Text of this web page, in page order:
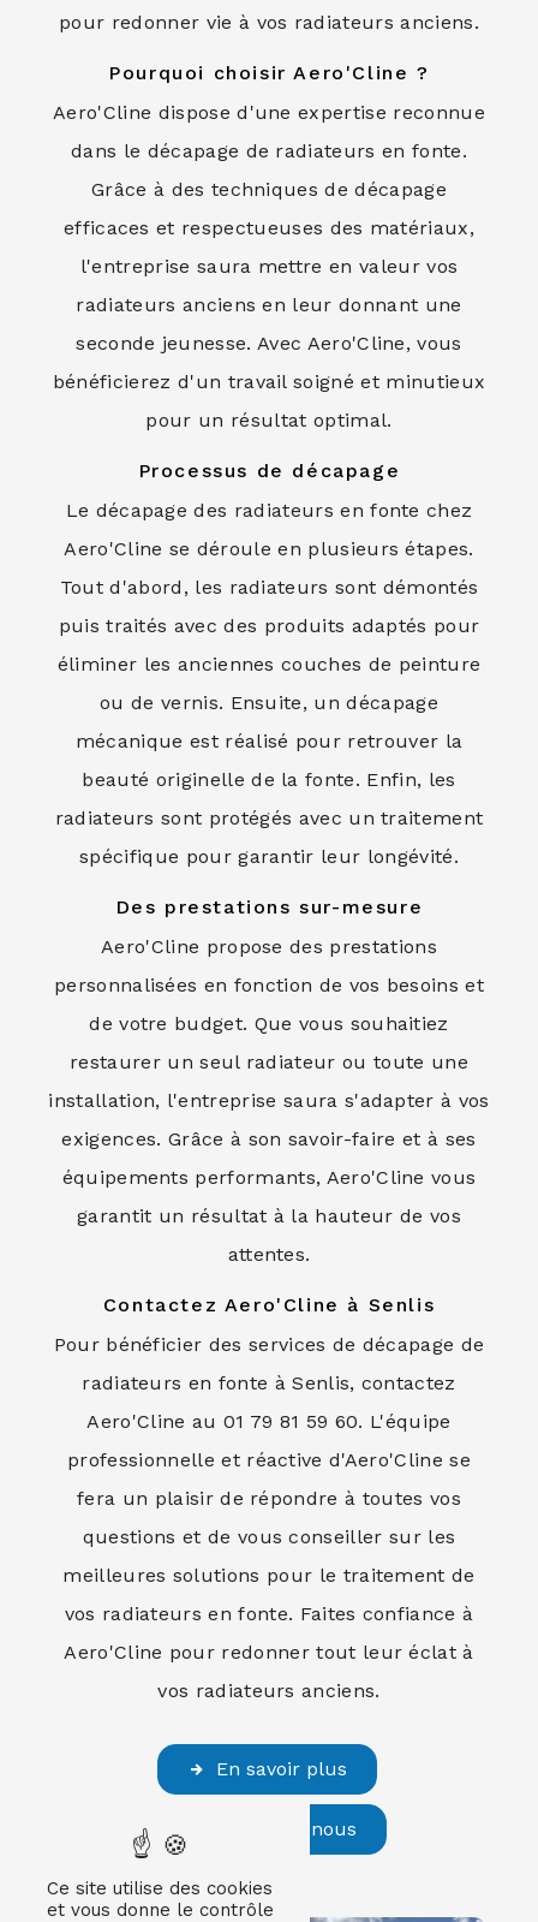
pour redonner vie à vos radiateurs anciens.
Pourquoi choisir Aero'Cline ?
Aero'Cline dispose d'une expertise reconnue
dans le décapage de radiateurs en fonte.
Grâce à des techniques de décapage
efficaces et respectueuses des matériaux,
l'entreprise saura mettre en valeur vos
radiateurs anciens en leur donnant une
seconde jeunesse. Avec Aero'Cline, vous
bénéficierez d'un travail soigné et minutieux
pour un résultat optimal.
Processus de décapage
Le décapage des radiateurs en fonte chez
Aero'Cline se déroule en plusieurs étapes.
Tout d'abord, les radiateurs sont démontés
puis traités avec des produits adaptés pour
éliminer les anciennes couches de peinture
ou de vernis. Ensuite, un décapage
mécanique est réalisé pour retrouver la
beauté originelle de la fonte. Enfin, les
radiateurs sont protégés avec un traitement
spécifique pour garantir leur longévité.
Des prestations sur-mesure
Aero'Cline propose des prestations
personnalisées en fonction de vos besoins et
de votre budget. Que vous souhaitiez
restaurer un seul radiateur ou toute une
installation, l'entreprise saura s'adapter à vos
exigences. Grâce à son savoir-faire et à ses
équipements performants, Aero'Cline vous
garantit un résultat à la hauteur de vos
attentes.
Contactez Aero'Cline à Senlis
Pour bénéficier des services de décapage de
radiateurs en fonte à Senlis, contactez
Aero'Cline au 01 79 81 59 60. L'équipe
professionnelle et réactive d'Aero'Cline se
fera un plaisir de répondre à toutes vos
questions et de vous conseiller sur les
meilleures solutions pour le traitement de
vos radiateurs en fonte. Faites confiance à
Aero'Cline pour redonner tout leur éclat à
vos radiateurs anciens.
En savoir plus
Contactez-nous
Ce site utilise des cookies
et vous donne le contrôle